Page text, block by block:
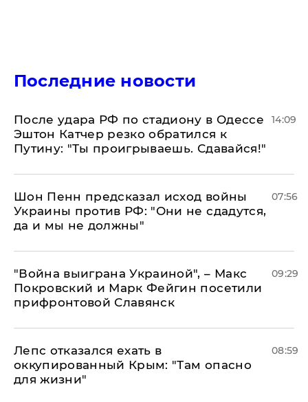
Последние новости
После удара РФ по стадиону в Одессе
Эштон Катчер резко обратился к
Путину: "Ты проигрываешь. Сдавайся!"
14:09
Шон Пенн предсказал исход войны
Украины против РФ: "Они не сдадутся,
да и мы не должны"
07:56
"Война выиграна Украиной", – Макс
Покровский и Марк Фейгин посетили
прифронтовой Славянск
09:29
Лепс отказался ехать в
оккупированный Крым: "Там опасно
для жизни"
08:59